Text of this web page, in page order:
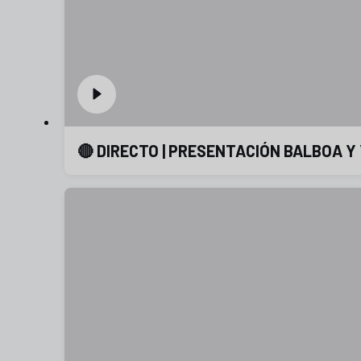
🔴 DIRECTO | PRESENTACIÓN BALBOA Y